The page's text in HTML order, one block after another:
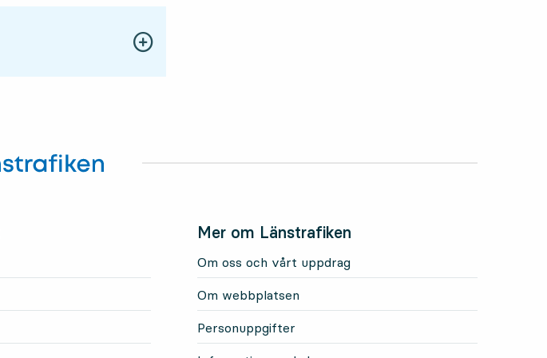
Mer om Länstrafiken
Om oss och vårt uppdrag
Om webbplatsen
Personuppgifter